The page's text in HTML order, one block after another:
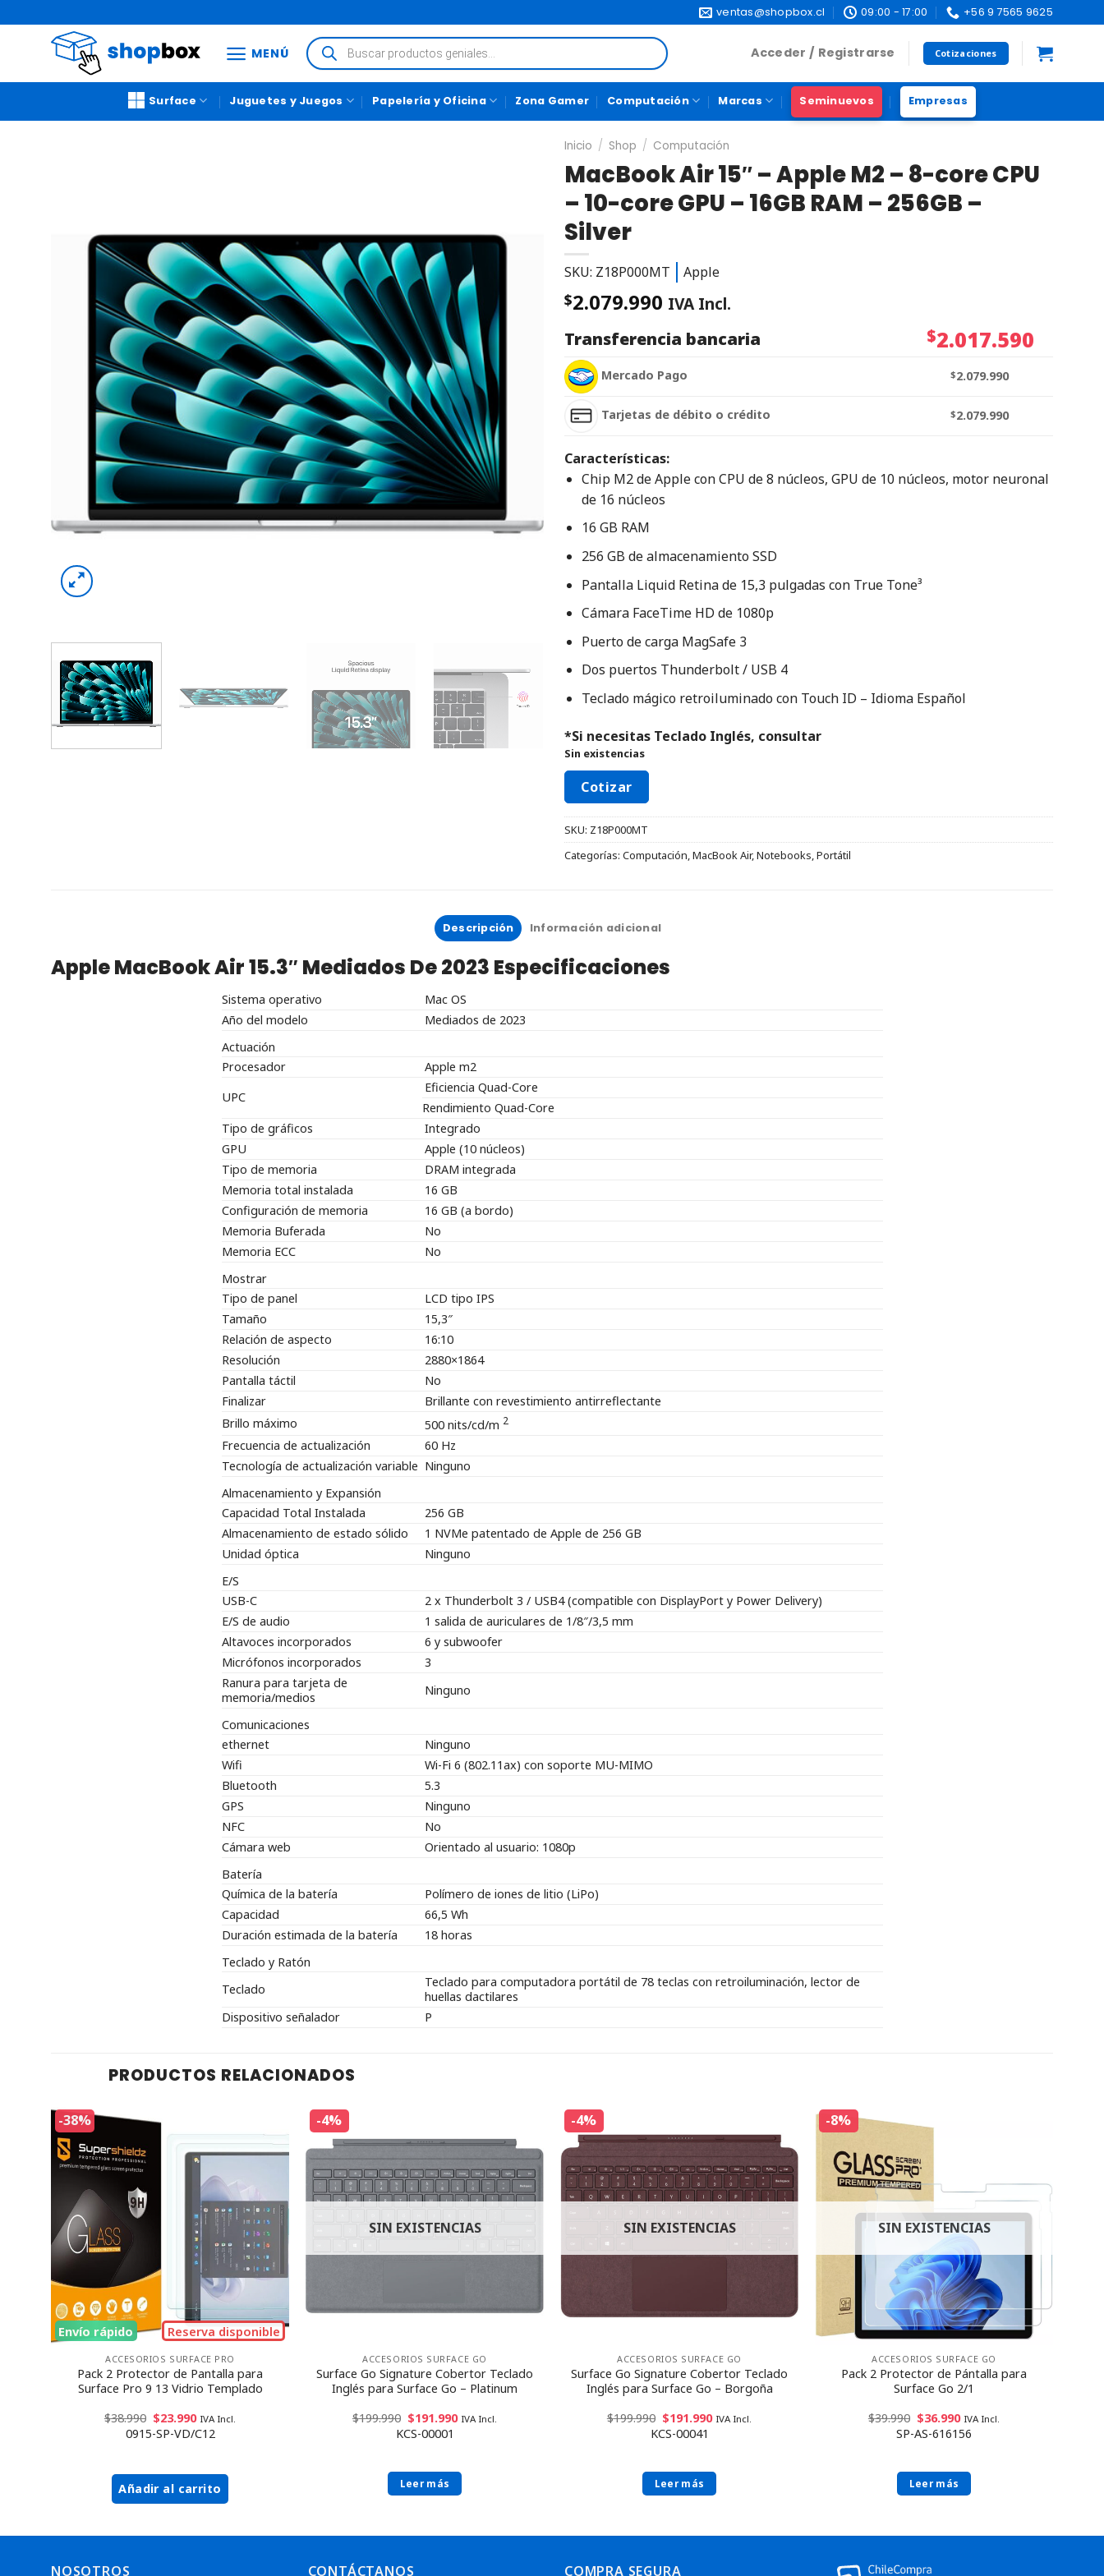
ventas@shopbox.cl 09:00 - 17:00 +56 9 7565 9625
MENÚ Acceder / Registrarse Cotizaciones
Surface Juguetes y Juegos Papelería y Oficina Zona Gamer Computación Marcas Seminuevos Empresas
Inicio / Shop / Computación
MacBook Air 15″ – Apple M2 – 8-core CPU
– 10-core GPU – 16GB RAM – 256GB –
Silver
SKU: Z18P000MT Apple
$2.079.990 IVA Incl.
Transferencia bancaria
$2.017.590
Mercado Pago $2.079.990
Tarjetas de débito o crédito $2.079.990
Características:
Chip M2 de Apple con CPU de 8 núcleos, GPU de 10 núcleos, motor neuronal
de 16 núcleos
16 GB RAM
256 GB de almacenamiento SSD
Pantalla Liquid Retina de 15,3 pulgadas con True Tone³
Cámara FaceTime HD de 1080p
Puerto de carga MagSafe 3
Dos puertos Thunderbolt / USB 4
Teclado mágico retroiluminado con Touch ID – Idioma Español
*Si necesitas Teclado Inglés, consultar
Sin existencias
Cotizar
SKU: Z18P000MT
Categorías: Computación MacBook Air, Notebooks Portátil
Descripción Información adicional
Apple MacBook Air 15.3″ Mediados De 2023 Especificaciones
Sistema operativo
Mac OS
Año del modelo
Mediados de 2023
Actuación
Procesador
Apple m2
UPC
Eficiencia Quad-Core
Rendimiento Quad-Core
Tipo de gráficos
Integrado
GPU
Apple (10 núcleos)
Tipo de memoria
DRAM integrada
Memoria total instalada
16 GB
Configuración de memoria
16 GB (a bordo)
Memoria Buferada
No
Memoria ECC
No
Mostrar
Tipo de panel
LCD tipo IPS
Tamaño
15,3″
Relación de aspecto
16:10
Resolución
2880×1864
Pantalla táctil
No
Finalizar
Brillante con revestimiento antirreflectante
Brillo máximo
500 nits/cd/m 2
Frecuencia de actualización
60 Hz
Tecnología de actualización variable Ninguno
Almacenamiento y Expansión
Capacidad Total Instalada
256 GB
Almacenamiento de estado sólido
1 NVMe patentado de Apple de 256 GB
Unidad óptica
Ninguno
E/S
USB-C
2 x Thunderbolt 3 / USB4 (compatible con DisplayPort y Power Delivery)
E/S de audio
1 salida de auriculares de 1/8″/3,5 mm
Altavoces incorporados
6 y subwoofer
Micrófonos incorporados
3
Ranura para tarjeta de
memoria/medios
Ninguno
Comunicaciones
ethernet
Ninguno
Wifi
Wi-Fi 6 (802.11ax) con soporte MU-MIMO
Bluetooth
5.3
GPS
Ninguno
NFC
No
Cámara web
Orientado al usuario: 1080p
Batería
Química de la batería
Polímero de iones de litio (LiPo)
Capacidad
66,5 Wh
Duración estimada de la batería
18 horas
Teclado y Ratón
Teclado
Teclado para computadora portátil de 78 teclas con retroiluminación, lector de
huellas dactilares
Dispositivo señalador
P
PRODUCTOS RELACIONADOS
-38%
Reserva disponible
Envío rápido
ACCESORIOS SURFACE PRO
Pack 2 Protector de Pantalla para
Surface Pro 9 13 Vidrio Templado
$38.990 $23.990 IVA Incl.
0915-SP-VD/C12
Añadir al carrito
-4%
SIN EXISTENCIAS
ACCESORIOS SURFACE GO
Surface Go Signature Cobertor Teclado
Inglés para Surface Go – Platinum
$199.990 $191.990 IVA Incl.
KCS-00001
Leer más
-4%
SIN EXISTENCIAS
ACCESORIOS SURFACE GO
Surface Go Signature Cobertor Teclado
Inglés para Surface Go – Borgoña
$199.990 $191.990 IVA Incl.
KCS-00041
Leer más
-8%
SIN EXISTENCIAS
ACCESORIOS SURFACE GO
Pack 2 Protector de Pántalla para
Surface Go 2/1
$39.990 $36.990 IVA Incl.
SP-AS-616156
Leer más
NOSOTROS CONTÁCTANOS COMPRA SEGURA